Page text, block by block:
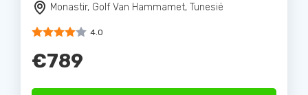
Monastir, Golf Van Hammamet, Tunesië
4.0
€789